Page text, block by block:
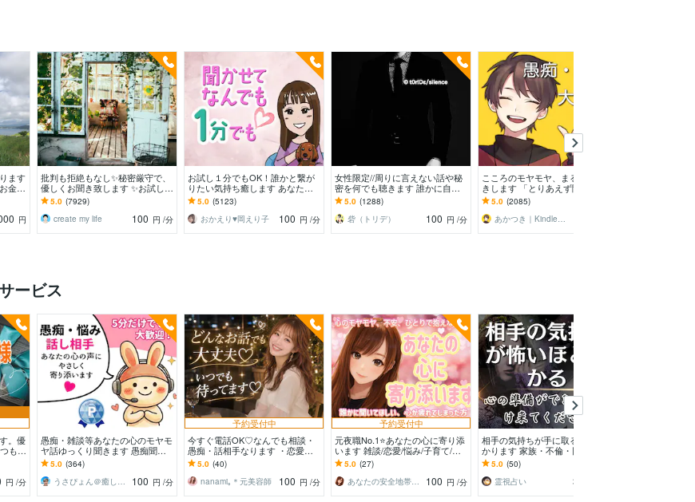
ます
金，
円
批判も拒絶もなし✨秘密厳守で、
優しくお聞き致します ✨お試し１
分から✨違うかな？と思ったら途
中で切って構いません
5.0 (7929)
create my life
100 円 /分
お試し１分でもOK！誰かと繋が
りたい気持ち癒します あなたが
主役/カウンセリングじゃない/た
だ静かに寄り添います
5.0 (5123)
おかえり♥️岡えり子
100 円 /分
女性限定//周りに言えない話や秘
密を何でも聴きます 誰かに自分
の中にあるものを聴いて欲しいあ
なたへ
5.0 (1288)
砦（トリデ）
100 円 /分
こころのモヤモヤ、まるっとお聞
きします 「とりあえず聞いてほ
しい」というあなたに。優しく傾
聴します
5.0 (2085)
あかつき｜Kindle本出版中
ービス
。優
も笑
をお
円 /分
愚痴・雑談等あなたの心のモヤモ
ヤ話ゆっくり聞きます 愚痴聞
き・話し相手・悩み相談・男性心
理・恋愛話何でもOK!！
5.0 (364)
うさぴょん＠癒し系アラフィフ心寄り添い人
100 円 /分
予約受付中
今すぐ電話OK♡なんでも相談・
愚痴・話相手なります ・恋愛相
談・電話相談・不安・話し相手・
雑談・愚痴
5.0 (40)
nanami｡＊元美容師
100 円 /分
予約受付中
元夜職No.1⭐️あなたの心に寄り添
います 雑談/恋愛/悩み/子育て/ス
ピリチュアル/どんな話もok☘️
5.0 (27)
あなたの安全地帯⭐️hikari
100 円 /分
相手の気持ちが手に取るようにわ
かります 家族・不倫・同性愛相
手の気持ちがリアルタイムでわか
る
5.0 (50)
霊視占い
360